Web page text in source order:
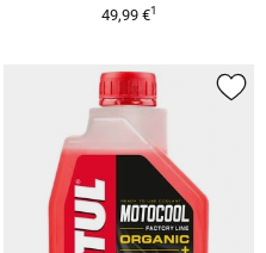
49,99 €1